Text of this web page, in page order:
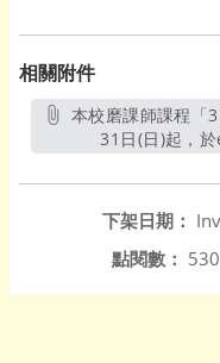
相關附件
31日(日)起，
下架日期：
點閱數： 530